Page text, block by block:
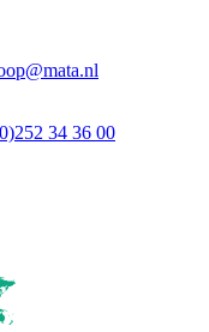
@mata.nl
34 36 00